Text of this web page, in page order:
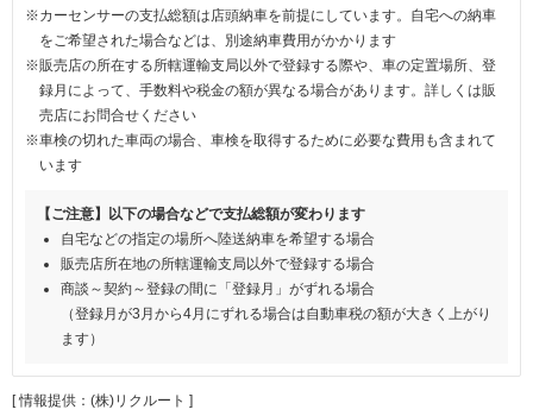
※カーセンサーの支払総額は店頭納車を前提にしています。自宅への納車
をご希望された場合などは、別途納車費用がかかります
※販売店の所在する所轄運輸支局以外で登録する際や、車の定置場所、登
録月によって、手数料や税金の額が異なる場合があります。詳しくは販
売店にお問合せください
※車検の切れた車両の場合、車検を取得するために必要な費用も含まれて
います
【ご注意】以下の場合などで支払総額が変わります
自宅などの指定の場所へ陸送納車を希望する場合
販売店所在地の所轄運輸支局以外で登録する場合
商談～契約～登録の間に「登録月」がずれる場合
（登録月が3月から4月にずれる場合は自動車税の額が大きく上がり
ます）
[ 情報提供：(株)リクルート ]